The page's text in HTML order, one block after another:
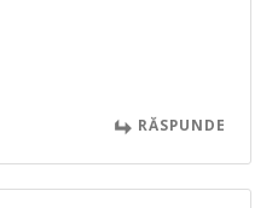
RĂSPUNDE